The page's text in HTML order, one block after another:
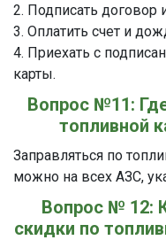
2. Подписать договор
3. Оплатить счет и
4. Приехать с
карты.
Вопрос №11:
топливной
Заправляться по
можно на всех АЗС,
Вопрос № 12:
скидки по